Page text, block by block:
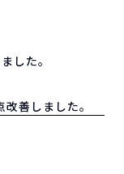
した。
善しました。